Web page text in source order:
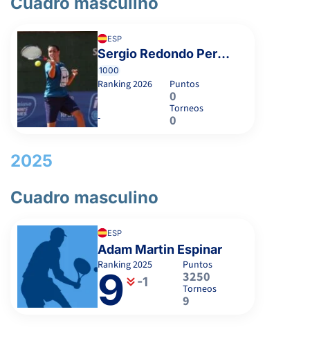
ESP
Sergio Redondo Pereira
1000
Ranking2026
-
Puntos
0
Torneos
0
2025
Cuadro masculino
ESP
Adam Martin Espinar
Ranking2025
9 -1
Puntos
3250
Torneos
9